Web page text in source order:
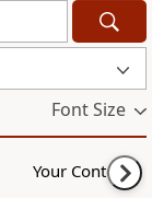
Font Size
Your Content